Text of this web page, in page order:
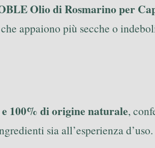
Olio di Rosmarino per
appaiono più secche o
100% di origine naturale,
sia all’esperienza d’uso.